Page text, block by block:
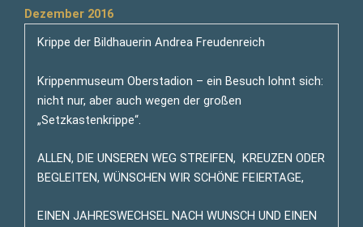
Dezember 2016
Krippe der Bildhauerin Andrea Freudenreich
Krippenmuseum Oberstadion – ein Besuch lohnt sich:
nicht nur, aber auch wegen der großen
„Setzkastenkrippe“.
ALLEN, DIE UNSEREN WEG STREIFEN, KREUZEN ODER
BEGLEITEN, WÜNSCHEN WIR SCHÖNE FEIERTAGE,
EINEN JAHRESWECHSEL NACH WUNSCH UND EINEN